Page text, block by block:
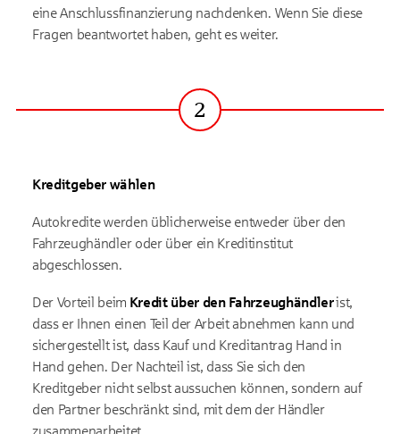
eine Anschlussfinanzierung nachdenken. Wenn Sie diese
Fragen beantwortet haben, geht es weiter.
Schritt
2
Kreditgeber wählen
Autokredite werden üblicherweise entweder über den
Fahrzeughändler oder über ein Kreditinstitut
abgeschlossen.
Der Vorteil beim Kredit über den Fahrzeughändlerist,
dass er Ihnen einen Teil der Arbeit abnehmen kann und
sichergestellt ist, dass Kauf und Kreditantrag Hand in
Hand gehen. Der Nachteil ist, dass Sie sich den
Kreditgeber nicht selbst aussuchen können, sondern auf
den Partner beschränkt sind, mit dem der Händler
zusammenarbeitet.